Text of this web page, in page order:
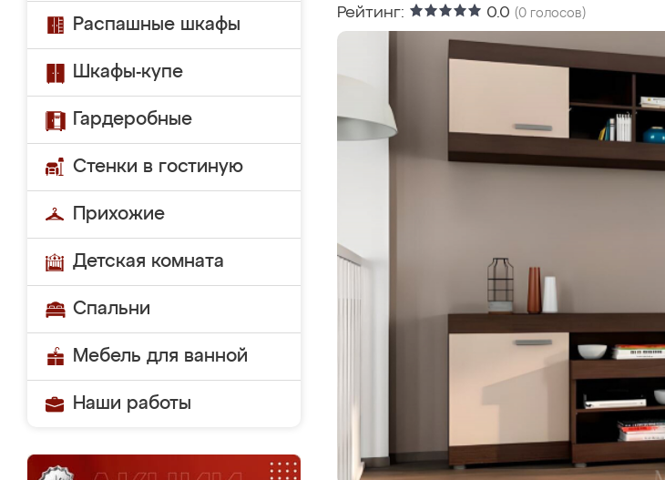
Распашные шкафы
Шкафы-купе
Гардеробные
Стенки в гостиную
Прихожие
Детская комната
Спальни
Мебель для ванной
Наши работы
Рейтинг: 0.0 (0 голосов)